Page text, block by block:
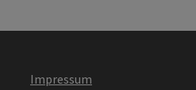
Impressum